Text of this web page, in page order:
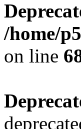
/home/
on line